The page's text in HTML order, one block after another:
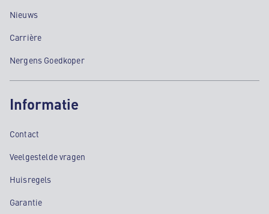
Nieuws
Carrière
Nergens Goedkoper
Informatie
Contact
Veelgestelde vragen
Huisregels
Garantie